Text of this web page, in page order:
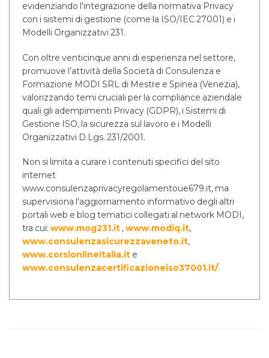
evidenziando l'integrazione della normativa Privacy
con i sistemi di gestione (come la ISO/IEC 27001) e i
Modelli Organizzativi 231.
Con oltre venticinque anni di esperienza nel settore,
promuove l’attività della Società di Consulenza e
Formazione MODI SRL di Mestre e Spinea (Venezia),
valorizzando temi cruciali per la compliance aziendale
quali gli adempimenti Privacy (GDPR), i Sistemi di
Gestione ISO, la sicurezza sul lavoro e i Modelli
Organizzativi D.Lgs. 231/2001.
Non si limita a curare i contenuti specifici del sito
internet
www.consulenzaprivacyregolamentoue679.it, ma
supervisiona l'aggiornamento informativo degli altri
portali web e blog tematici collegati al network MODI,
tra cui: www.mog231.it ,www.modiq.it,
www.consulenzasicurezzaveneto.it,
www.corsionlineitalia.it e
www.consulenzacertificazioneiso37001.it/.